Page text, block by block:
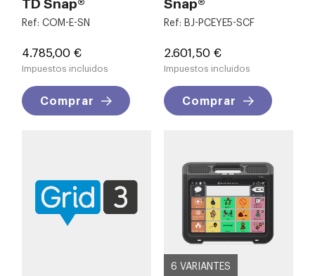
Ref: COM-E-SN
Precio
4.785,00 €
Impuestos incluidos
Comprar
Ref: BJ-PCEYE5-SCF
Precio
2.601,50 €
Impuestos incluidos
Comprar
6 VARIANTES